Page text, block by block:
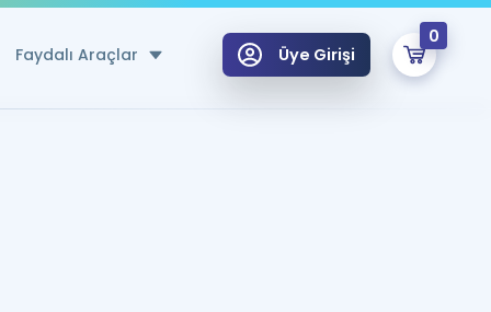
Faydalı Araçlar Üye Girişi
0